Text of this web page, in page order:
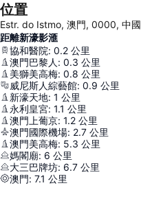
位置
Estr. do Istmo, 澳門, 0000, 中國
距離新濠影滙
協和醫院: 0.2 公里
澳門巴黎人 : 0.3 公里
美獅美高梅: 0.8 公里
威尼斯人綜藝館: 0.9 公里
新濠天地: 1 公里
永利皇宮: 1.1 公里
澳門上葡京: 1.2 公里
澳門國際機場: 2.7 公里
澳門美高梅: 5.3 公里
媽閣廟: 6 公里
大三巴牌坊: 6.7 公里
澳門: 7.1 公里